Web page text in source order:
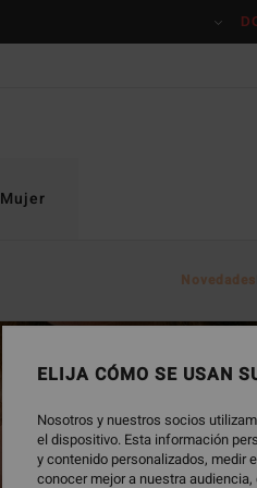
Mujer
Novedades
ELIJA CÓMO SE USAN
Nosotros y nuestros socios
el dispositivo. Esta información
y contenido personalizados, medir
conocer mejor a nuestra